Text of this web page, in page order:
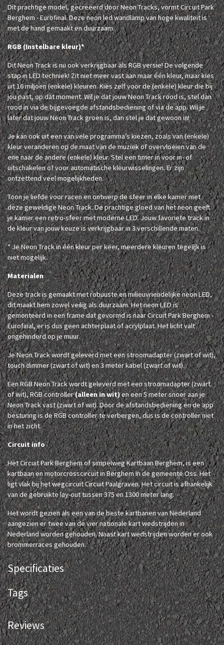
Dit prachtige model, gecreëerd door Neon Tracks, vormt Circuit Park
Berghem - Eurofinal. Deze neon led wandlamp van hoge kwaliteit is
met de hand gemaakt en duurzaam.
RGB (Instelbare kleur)*
Dit Neon Track is nu ook verkrijgbaar als RGB versie! De volgende
stap in LED techniek! Zit niet meer vast aan maar één kleur, maar kies
uit 16 miljoen (enkele) kleuren. Kies zelf voor de (enkele) kleur die bij
jou past, op dat moment. Wil je dat jouw Neon Track rood is, stel dan
rood in via de bijgevoegde afstandsbediening of via de app. Wil je
later dat jouw Neon Track groen is, dan stel je dat gewoon in!
Je kan ook uit een van vele programma’s kiezen, zoals van (enkele)
kleur veranderen op de maat van de muziek of overvloeien van de
ene naar de andere (enkele) kleur. Stel een timer in voor in- of
uitschakelen of voor automatische kleurwisselingen. Er zijn
ontzettend veel mogelijkheden.
Toon je liefde voor racen en ontwerp de sfeer in elke kamer met
deze geweldige Neon Track. De prachtige gloed van het neon geeft
je kamer een retro-sfeer met moderne LED. Jouw favoriete track in
de kleur van jouw keuze is verkrijgbaar in 3 verschillende maten.
* Je Neon Track in één kleur per keer, meerdere kleuren tegelijk is
niet mogelijk.
Materialen
Deze track is gemaakt met robuuste en milieuvriendelijke neon LED,
dit maakt hem zowel veilig als duurzaam. Het neon LED is
gemonteerd in een frame dat gevormd is naar Circuit Park Berghem -
Eurofinal, er is dus geen achterplaat of acrylplaat. Het licht valt
ongehinderd op je muur.
Je Neon Track wordt geleverd met een stroomadapter (zwart of wit),
touch dimmer (zwart of wit) en 3 meter kabel (zwart of wit).
Een RGB Neon Track wordt geleverd met een stroomadapter (zwart
of wit), RGB controller(alleen in wit)en een 5 meter snoer aan je
Neon Track vast (zwart of wit). Door de afstandsbediening en de app
besturing is de RGB controller te verbergen, dus is de controller niet
in het zicht.
Circuit info
Het Circuit Park Berghem of simpelweg Kartbaan Berghem, is een
kartbaan en motorcrosscircuit in Berghem in de gemeente Oss. Het
ligt vlak bij het wegcircuit Circuit Paalgraven. Het circuit is afhankelijk
van de gebruikte lay-out tussen 375 en 1300 meter lang.
Het wordt gezien als een van de beste kartbanen van Nederland
aangezien er twee van de vier nationale kart wedstrijden in
Nederland worden gehouden. Naast kart wedstrijden worden er ook
brommerraces gehouden.
Specificaties
Tags
Reviews